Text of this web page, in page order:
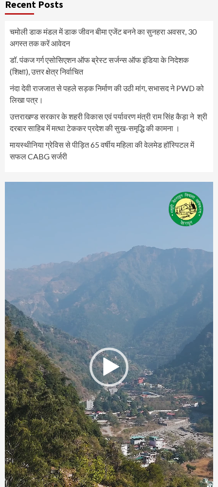
Recent Posts
चमोली डाक मंडल में डाक जीवन बीमा एजेंट बनने का सुनहरा अवसर, 30
अगस्त तक करें आवेदन
डॉ. पंकज गर्ग एसोसिएशन ऑफ ब्रेस्ट सर्जन्स ऑफ इंडिया के निदेशक
(शिक्षा), उत्तर क्षेत्र निर्वाचित
नंदा देवी राजजात से पहले सड़क निर्माण की उठी मांग, सभासद ने PWD को
लिखा पत्र।
उत्तराखण्ड सरकार के शहरी विकास एवं पर्यावरण मंत्री राम सिंह कैड़ा ने श्री
दरबार साहिब में मत्था टेककर प्रदेश की सुख-समृद्धि की कामना ।
मायस्थीनिया ग्रेविस से पीड़ित 65 वर्षीय महिला की वेलमेड हॉस्पिटल में
सफल CABG सर्जरी